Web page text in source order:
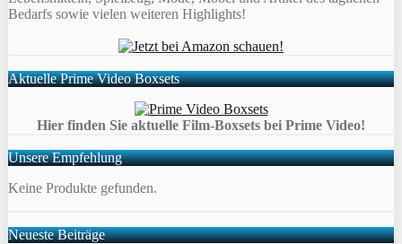
Bedarfs sowie vielen weiteren Highlights!
Aktuelle Prime Video Boxsets
Hier finden Sie aktuelle Film-Boxsets bei Prime Video!
Unsere Empfehlung
Keine Produkte gefunden.
Neueste Beiträge